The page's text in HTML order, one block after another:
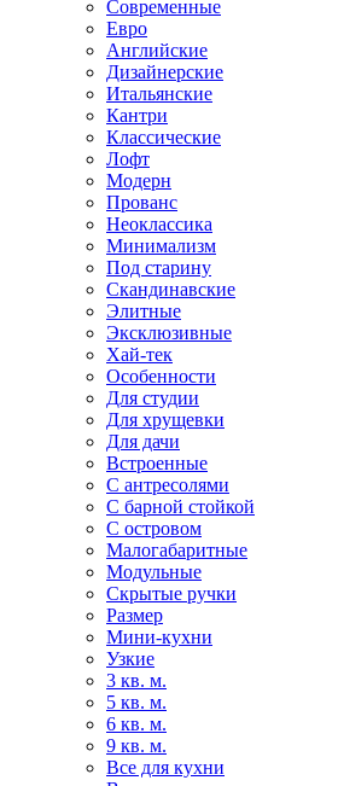
Современные
Евро
Английские
Дизайнерские
Итальянские
Кантри
Классические
Лофт
Модерн
Прованс
Неоклассика
Минимализм
Под старину
Скандинавские
Элитные
Эксклюзивные
Хай-тек
Особенности
Для студии
Для хрущевки
Для дачи
Встроенные
С антресолями
С барной стойкой
С островом
Малогабаритные
Модульные
Скрытые ручки
Размер
Мини-кухни
Узкие
3 кв. м.
5 кв. м.
6 кв. м.
9 кв. м.
Все для кухни